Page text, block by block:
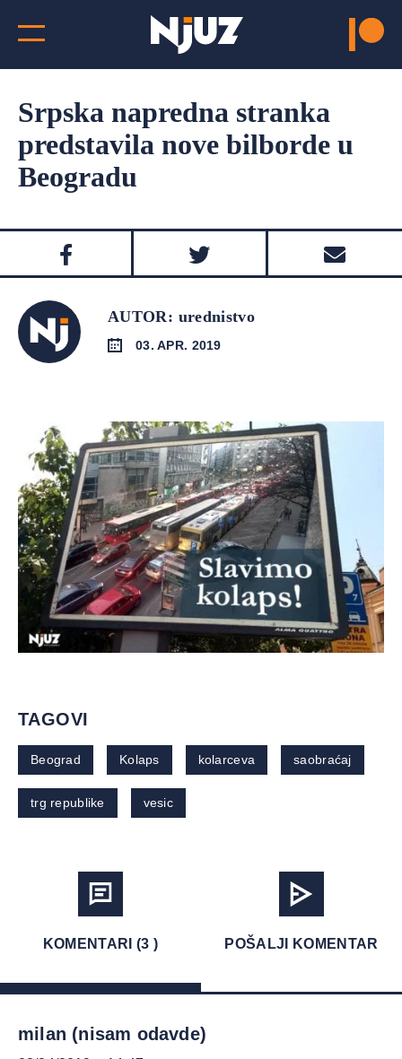
Srpska napredna stranka
predstavila nove bilborde u
Beogradu
AUTOR: urednistvo
03. APR. 2019
TAGOVI
Beograd Kolaps kolarceva saobraćaj
trg republike vesic
KOMENTARI (3 ) POŠALJI KOMENTAR
milan (nisam odavde)